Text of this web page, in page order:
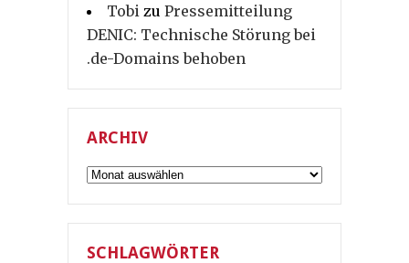
Tobi zu Pressemitteilung
DENIC: Technische Störung bei
.de-Domains behoben
ARCHIV
Archiv
SCHLAGWÖRTER